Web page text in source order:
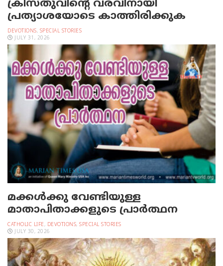
ക്രിസ്തുവിന്റെ വരവിനായി
പ്രത്യാശയോടെ കാത്തിരിക്കുക
DEVOTIONS, SPECIAL STORIES
JULY 31, 2026
മക്കള്‍ക്കു വേണ്ടിയുള്ള
മാതാപിതാക്കളുടെ പ്രാര്‍ത്ഥന
CATHOLIC LIFE, DEVOTIONS, SPECIAL STORIES
JULY 30, 2026